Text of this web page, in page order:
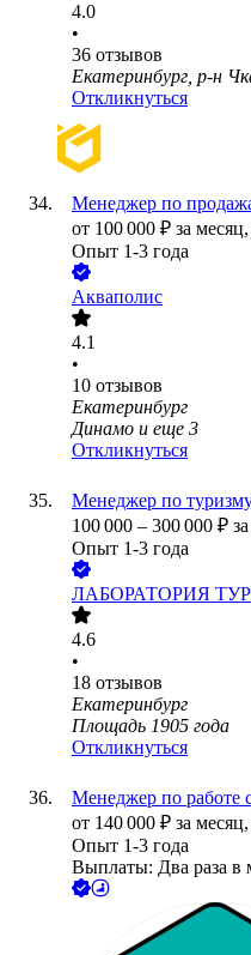
4.0
•
36 отзывов
Екатеринбург, р-н
Откликнуться
Менеджер по
от 100 000 ₽ за месяц,
Опыт 1-3 года
Акваполис
4.1
•
10 отзывов
Екатеринбург
Динамо и еще 3
Откликнуться
Менеджер по
100 000 – 300 000 ₽
Опыт 1-3 года
ЛАБОРАТОРИЯ
4.6
•
18 отзывов
Екатеринбург
Площадь 1905 года
Откликнуться
Менеджер по работе
от 140 000 ₽ за месяц,
Опыт 1-3 года
Выплаты: Два раза в